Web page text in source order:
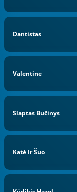
Dantistas
Valentine
Slaptas Bučinys
Katė Ir Šuo